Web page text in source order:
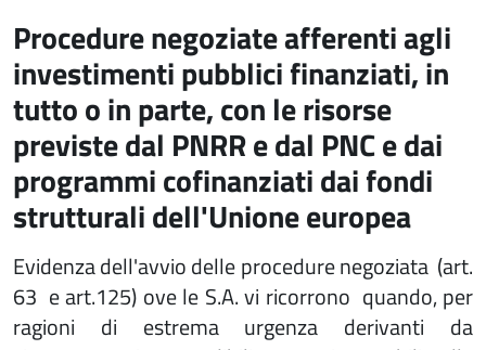
Procedure negoziate afferenti agli
investimenti pubblici finanziati, in
tutto o in parte, con le risorse
previste dal PNRR e dal PNC e dai
programmi cofinanziati dai fondi
strutturali dell'Unione europea
Evidenza dell'avvio delle procedure negoziata (art.
63 e art.125) ove le S.A. vi ricorrono quando, per
ragioni di estrema urgenza derivanti da